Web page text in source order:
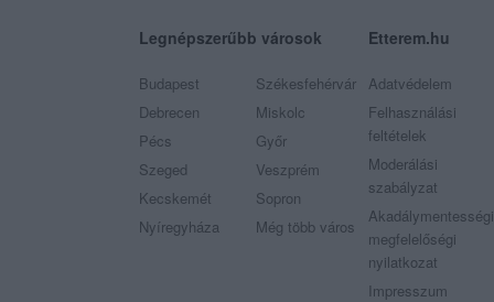
Legnépszerűbb városok
Budapest
Debrecen
Pécs
Szeged
Kecskemét
Nyíregyháza
Székesfehérvár
Miskolc
Győr
Veszprém
Sopron
Még több város
Etterem.hu
Adatvédelem
Felhasználási
feltételek
Moderálási
szabályzat
Akadálymentességi
megfelelőségi
nyilatkozat
Impresszum